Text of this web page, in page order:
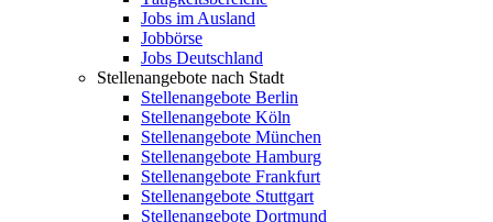
Jobs im Ausland
Jobbörse
Jobs Deutschland
Stellenangebote nach Stadt
Stellenangebote Berlin
Stellenangebote Köln
Stellenangebote München
Stellenangebote Hamburg
Stellenangebote Frankfurt
Stellenangebote Stuttgart
Stellenangebote Dortmund